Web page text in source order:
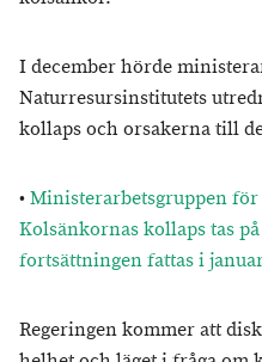
I december hörde
Naturresursinstitutets
kollaps och orsakerna till
•Ministerarbetsgruppen
Kolsänkornas kollaps tas
fortsättningen fattas i
Regeringen kommer att